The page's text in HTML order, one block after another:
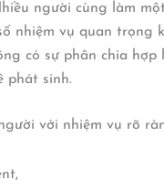
người cùng làm
nhiệm vụ quan trọng
có sự phân chia
phát sinh.
với nhiệm vụ rõ